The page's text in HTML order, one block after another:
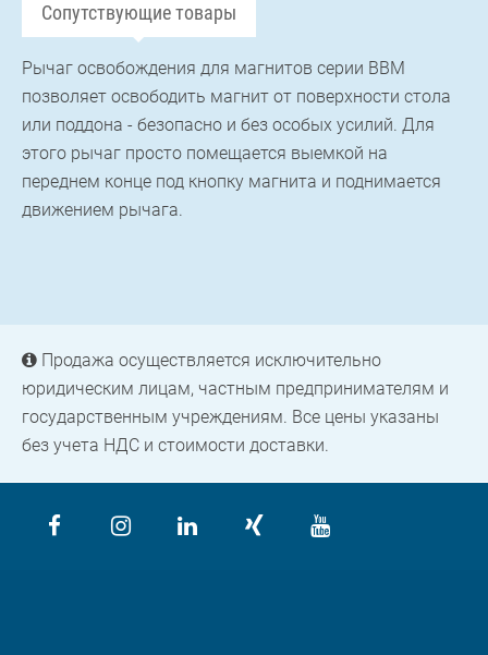
Сопутствующие товары
Рычаг освобождения для магнитов серии BBM
позволяет освободить магнит от поверхности стола
или поддона - безопасно и без особых усилий. Для
этого рычаг просто помещается выемкой на
переднем конце под кнопку магнита и поднимается
движением рычага.
Продажа осуществляется исключительно
юридическим лицам, частным предпринимателям и
государственным учреждениям. Все цены указаны
без учета НДС и стоимости доставки.